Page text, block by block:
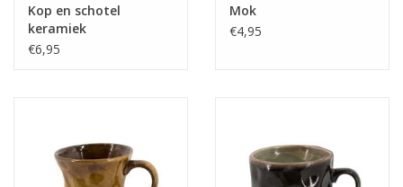
Kop en schotel
keramiek
€6,95
Mok
€4,95